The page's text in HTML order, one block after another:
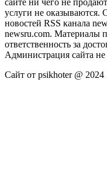
сайте ни чего не
услуги не оказываются.
новостей RSS канала
newsru.com. Материалы
ответственность за
Администрация сайта не
Сайт от psikhoter @ 2024